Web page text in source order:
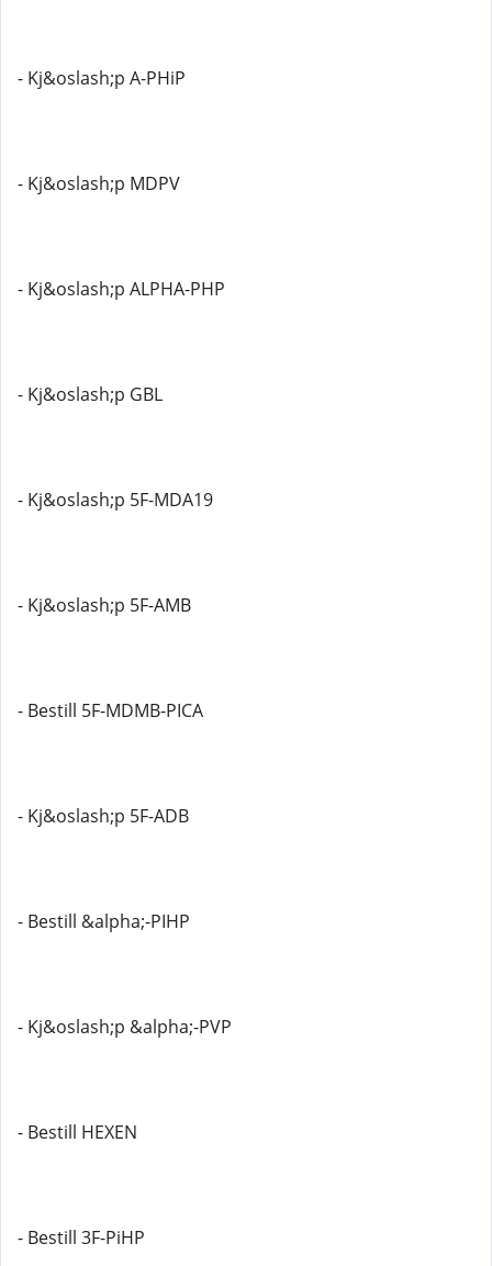
- Kj&oslash;p A-PHiP
- Kj&oslash;p MDPV
- Kj&oslash;p ALPHA-PHP
- Kj&oslash;p GBL
- Kj&oslash;p 5F-MDA19
- Kj&oslash;p 5F-AMB
- Bestill 5F-MDMB-PICA
- Kj&oslash;p 5F-ADB
- Bestill &alpha;-PIHP
- Kj&oslash;p &alpha;-PVP
- Bestill HEXEN
- Bestill 3F-PiHP